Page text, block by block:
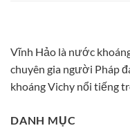
Vĩnh Hảo là nước
chuyên gia người Pháp
khoáng Vichy nổi tiếng
DANH MỤC